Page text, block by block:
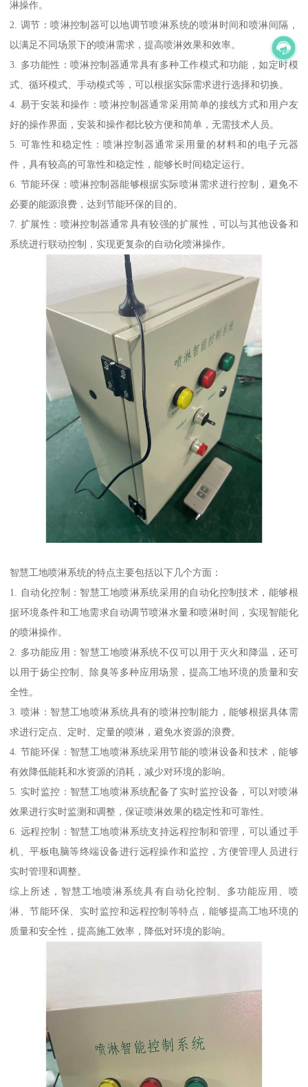
淋操作。
2. 调节：喷淋控制器可以地调节喷淋系统的喷淋时间和喷淋间隔，
以满足不同场景下的喷淋需求，提高喷淋效果和效率。
3. 多功能性：喷淋控制器通常具有多种工作模式和功能，如定时模
式、循环模式、手动模式等，可以根据实际需求进行选择和切换。
4. 易于安装和操作：喷淋控制器通常采用简单的接线方式和用户友
好的操作界面，安装和操作都比较方便和简单，无需技术人员。
5. 可靠性和稳定性：喷淋控制器通常采用量的材料和的电子元器
件，具有较高的可靠性和稳定性，能够长时间稳定运行。
6. 节能环保：喷淋控制器能够根据实际喷淋需求进行控制，避免不
必要的能源浪费，达到节能环保的目的。
7. 扩展性：喷淋控制器通常具有较强的扩展性，可以与其他设备和
系统进行联动控制，实现更复杂的自动化喷淋操作。
智慧工地喷淋系统的特点主要包括以下几个方面：
1. 自动化控制：智慧工地喷淋系统采用的自动化控制技术，能够根
据环境条件和工地需求自动调节喷淋水量和喷淋时间，实现智能化
的喷淋操作。
2. 多功能应用：智慧工地喷淋系统不仅可以用于灭火和降温，还可
以用于扬尘控制、除臭等多种应用场景，提高工地环境的质量和安
全性。
3. 喷淋：智慧工地喷淋系统具有的喷淋控制能力，能够根据具体需
求进行定点、定时、定量的喷淋，避免水资源的浪费。
4. 节能环保：智慧工地喷淋系统采用节能的喷淋设备和技术，能够
有效降低能耗和水资源的消耗，减少对环境的影响。
5. 实时监控：智慧工地喷淋系统配备了实时监控设备，可以对喷淋
效果进行实时监测和调整，保证喷淋效果的稳定性和可靠性。
6. 远程控制：智慧工地喷淋系统支持远程控制和管理，可以通过手
机、平板电脑等终端设备进行远程操作和监控，方便管理人员进行
实时管理和调整。
综上所述，智慧工地喷淋系统具有自动化控制、多功能应用、喷
淋、节能环保、实时监控和远程控制等特点，能够提高工地环境的
质量和安全性，提高施工效率，降低对环境的影响。